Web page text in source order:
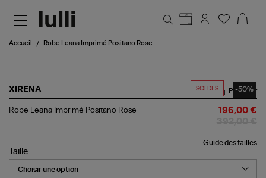
Accueil Robe Leana Imprimé Positano Rose
SOLDES -50%
XIRENA
Robe
Rose
Partager
Robe Leana Imprimé Positano Rose 196,00 €
Guide des tailles
Taille